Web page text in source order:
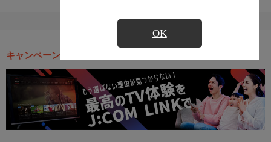
OK
キャンペーン・お得な情報